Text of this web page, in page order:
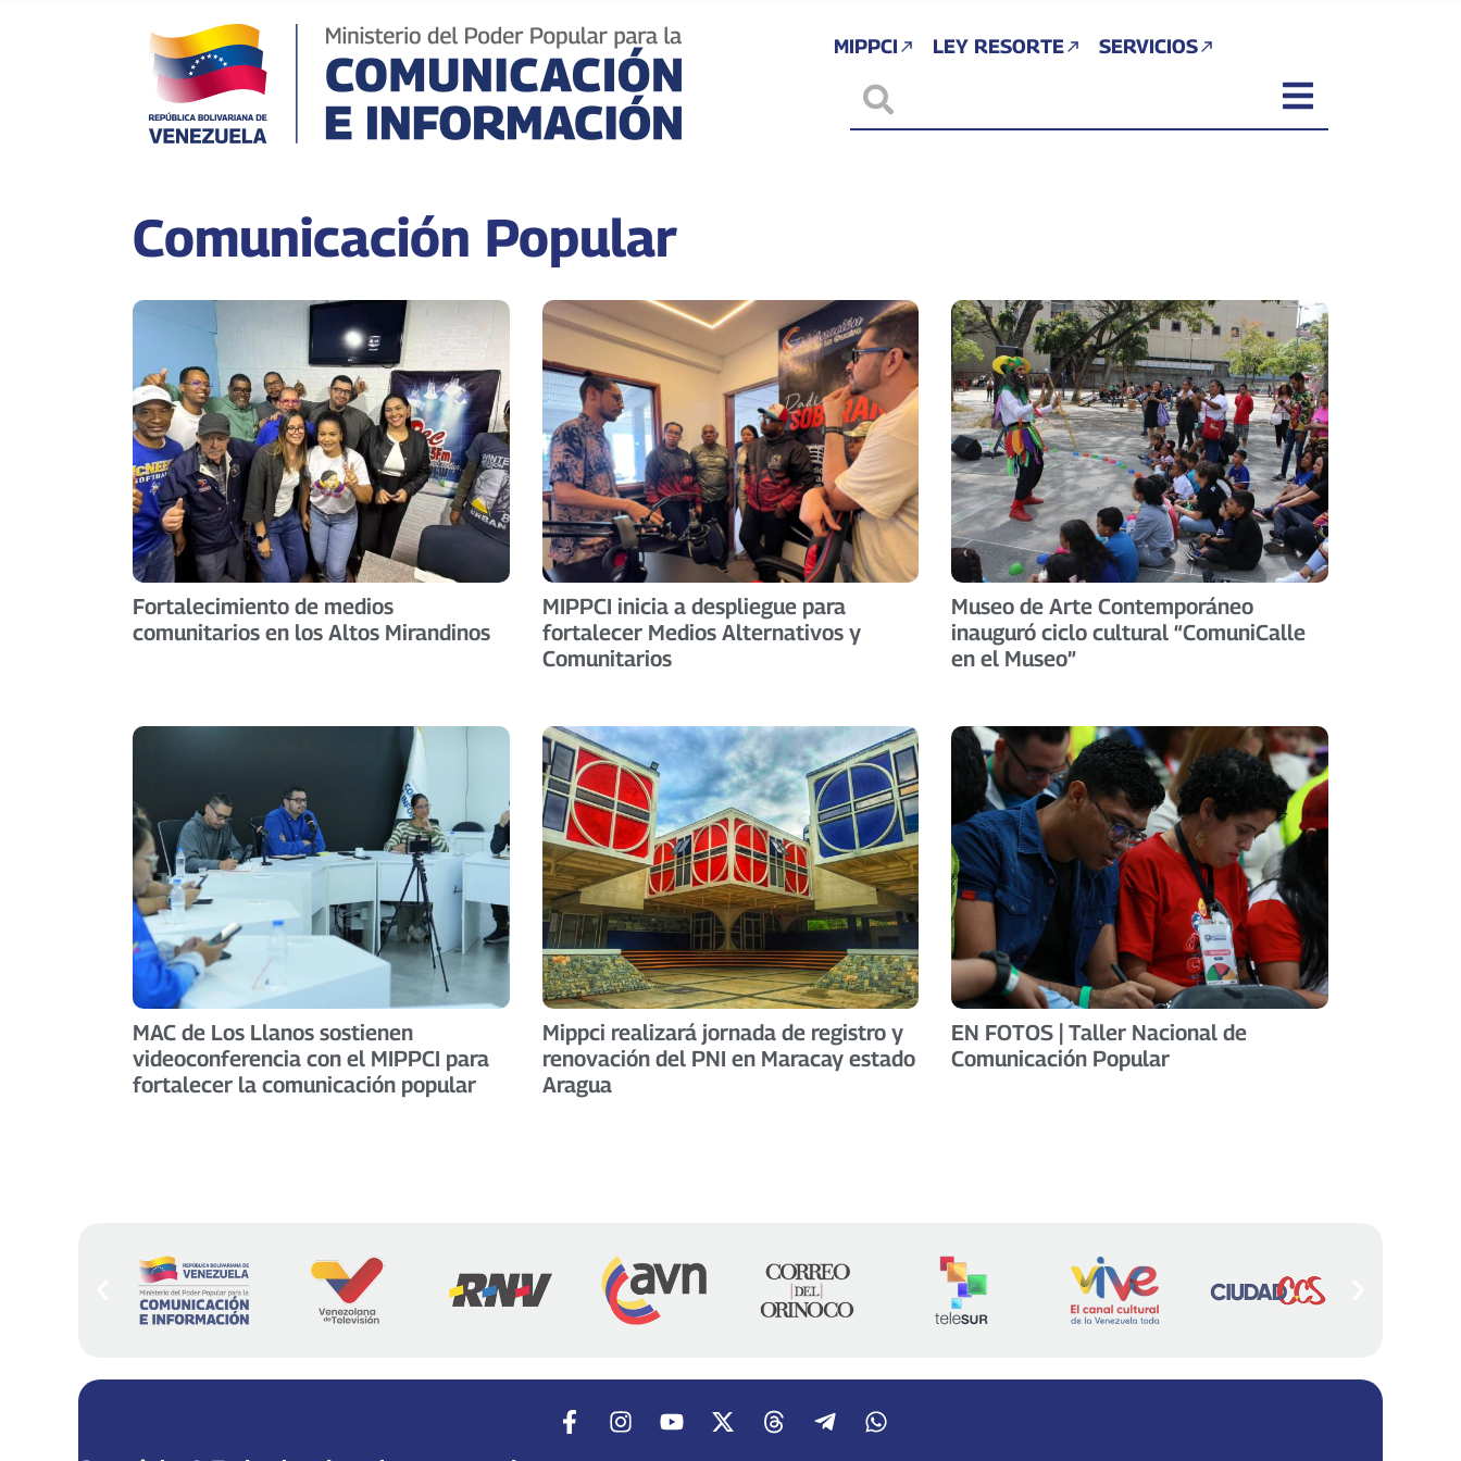
MIPPCI LEY RESORTE SERVICIOS
Comunicación Popular
Fortalecimiento de medios
comunitarios en los Altos Mirandinos
MIPPCI inicia a despliegue para
fortalecer Medios Alternativos y
Comunitarios
Museo de Arte Contemporáneo
inauguró ciclo cultural “ComuniCalle
en el Museo”
MAC de Los Llanos sostienen
videoconferencia con el MIPPCI para
fortalecer la comunicación popular
Mippci realizará jornada de registro y
renovación del PNI en Maracay estado
Aragua
EN FOTOS | Taller Nacional de
Comunicación Popular